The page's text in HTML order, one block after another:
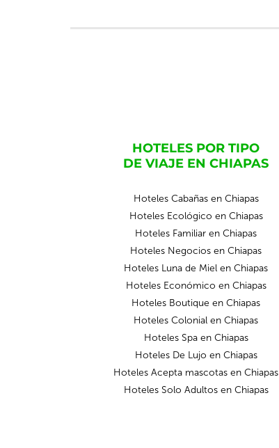
HOTELES POR TIPO
DE VIAJE EN CHIAPAS
Hoteles Cabañas en Chiapas
Hoteles Ecológico en Chiapas
Hoteles Familiar en Chiapas
Hoteles Negocios en Chiapas
Hoteles Luna de Miel en Chiapas
Hoteles Económico en Chiapas
Hoteles Boutique en Chiapas
Hoteles Colonial en Chiapas
Hoteles Spa en Chiapas
Hoteles De Lujo en Chiapas
Hoteles Acepta mascotas en Chiapas
Hoteles Solo Adultos en Chiapas